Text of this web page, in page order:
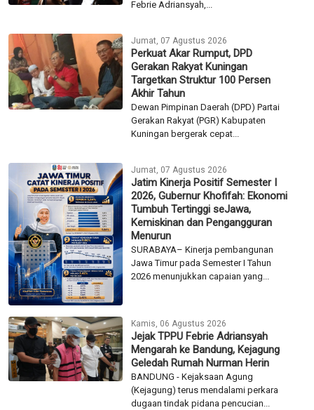
Febrie Adriansyah,...
Jumat, 07 Agustus 2026
Perkuat Akar Rumput, DPD
Gerakan Rakyat Kuningan
Targetkan Struktur 100 Persen
Akhir Tahun
Dewan Pimpinan Daerah (DPD) Partai
Gerakan Rakyat (PGR) Kabupaten
Kuningan bergerak cepat...
Jumat, 07 Agustus 2026
Jatim Kinerja Positif Semester I
2026, Gubernur Khofifah: Ekonomi
Tumbuh Tertinggi seJawa,
Kemiskinan dan Pengangguran
Menurun
SURABAYA– Kinerja pembangunan
Jawa Timur pada Semester I Tahun
2026 menunjukkan capaian yang...
Kamis, 06 Agustus 2026
Jejak TPPU Febrie Adriansyah
Mengarah ke Bandung, Kejagung
Geledah Rumah Nurman Herin
BANDUNG - Kejaksaan Agung
(Kejagung) terus mendalami perkara
dugaan tindak pidana pencucian...